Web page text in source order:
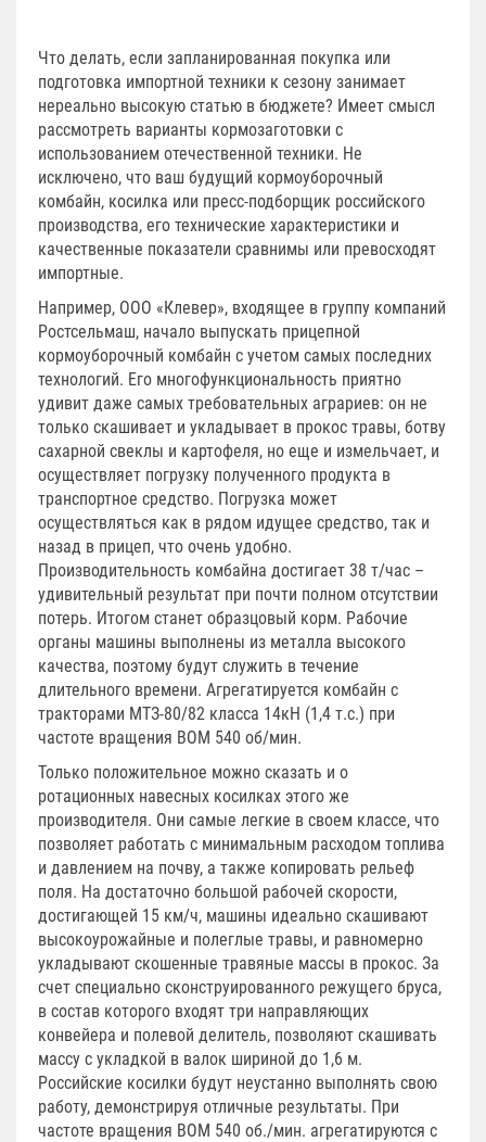
Что делать, если запланированная покупка или
подготовка импортной техники к сезону занимает
нереально высокую статью в бюджете? Имеет смысл
рассмотреть варианты кормозаготовки с
использованием отечественной техники. Не
исключено, что ваш будущий кормоуборочный
комбайн, косилка или пресс-подборщик российского
производства, его технические характеристики и
качественные показатели сравнимы или превосходят
импортные.
Например, ООО «Клевер», входящее в группу компаний
Ростсельмаш, начало выпускать прицепной
кормоуборочный комбайн с учетом самых последних
технологий. Его многофункциональность приятно
удивит даже самых требовательных аграриев: он не
только скашивает и укладывает в прокос травы, ботву
сахарной свеклы и картофеля, но еще и измельчает, и
осуществляет погрузку полученного продукта в
транспортное средство. Погрузка может
осуществляться как в рядом идущее средство, так и
назад в прицеп, что очень удобно.
Производительность комбайна достигает 38 т/час –
удивительный результат при почти полном отсутствии
потерь. Итогом станет образцовый корм. Рабочие
органы машины выполнены из металла высокого
качества, поэтому будут служить в течение
длительного времени. Агрегатируется комбайн с
тракторами МТЗ-80/82 класса 14кН (1,4 т.с.) при
частоте вращения ВОМ 540 об/мин.
Только положительное можно сказать и о
ротационных навесных косилках этого же
производителя. Они самые легкие в своем классе, что
позволяет работать с минимальным расходом топлива
и давлением на почву, а также копировать рельеф
поля. На достаточно большой рабочей скорости,
достигающей 15 км/ч, машины идеально скашивают
высокоурожайные и полеглые травы, и равномерно
укладывают скошенные травяные массы в прокос. За
счет специально сконструированного режущего бруса,
в состав которого входят три направляющих
конвейера и полевой делитель, позволяют скашивать
массу с укладкой в валок шириной до 1,6 м.
Российские косилки будут неустанно выполнять свою
работу, демонстрируя отличные результаты. При
частоте вращения ВОМ 540 об./мин. агрегатируются с